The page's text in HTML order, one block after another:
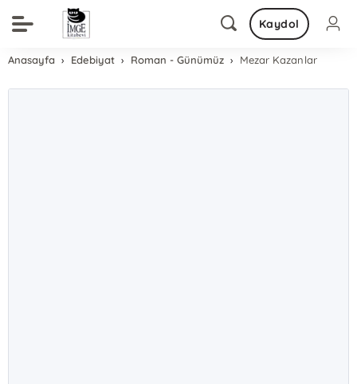
Kaydol
Anasayfa Edebiyat Roman - Günümüz Mezar Kazanlar